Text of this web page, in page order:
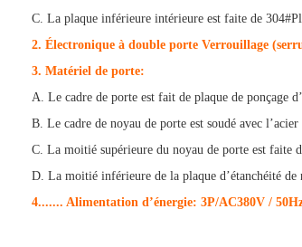
C. La plaque inférieure intérieure est faite de
2. Électronique à double porte Verrouillage
3. Matériel de porte:
A. Le cadre de porte est fait de plaque de ponçage
B. Le cadre de noyau de porte est soudé avec
C. La moitié supérieure du noyau de porte est faite
D. La moitié inférieure de la plaque d’étanchéité
4....... Alimentation d’énergie: 3P/AC380V /